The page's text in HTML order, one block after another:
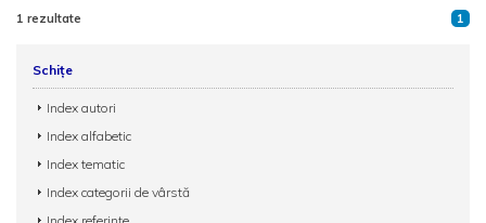
1 rezultate 1
Schițe
Index autori
Index alfabetic
Index tematic
Index categorii de vârstă